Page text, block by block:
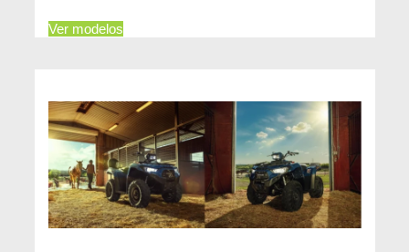
Ver modelos